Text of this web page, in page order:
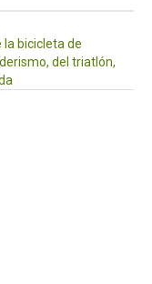
bicicleta de
del triatlón,